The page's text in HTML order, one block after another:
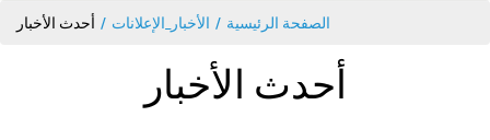
الصفحة الرئيسية الأخبار_الإعلانات أحدث الأخبار
أحدث الأخبار